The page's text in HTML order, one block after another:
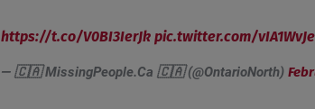
https://t.co/V0BI3IerJk pic.twitter.com/
— 🇨🇦 MissingPeople.Ca 🇨🇦 (@OntarioNorth)